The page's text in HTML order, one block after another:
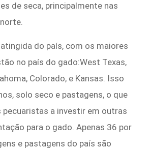
de seca, principalmente nas
do país, com os maiores
no país do gado:West Texas,
Colorado, e Kansas. Isso
solo seco e pastagens, o que
a investir em outras
para o gado. Apenas 36 por
e pastagens do país são